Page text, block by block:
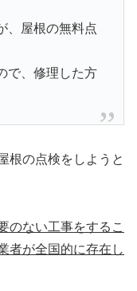
、屋根の無料点
で、修理した方
根の点検をしようと
のない工事をするこ
者が全国的に存在し